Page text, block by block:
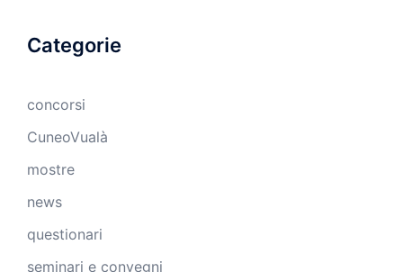
Categorie
concorsi
CuneoVualà
mostre
news
questionari
seminari e convegni